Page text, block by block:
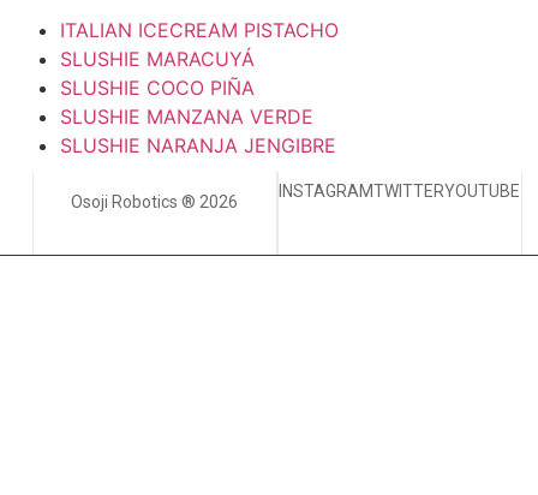
ITALIAN ICECREAM PISTACHO
SLUSHIE MARACUYÁ
SLUSHIE COCO PIÑA
SLUSHIE MANZANA VERDE
SLUSHIE NARANJA JENGIBRE
Osoji Robotics ® 2026
INSTAGRAMTWITTERYOUTUBE